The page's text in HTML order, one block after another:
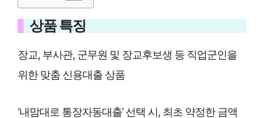
상품 특징
장교, 부사관, 군무원 및 장교후보생 등 직업군인을
위한 맞춤 신용대출 상품
‘내맘대로 통장자동대출’ 선택 시, 최초 약정한 금액